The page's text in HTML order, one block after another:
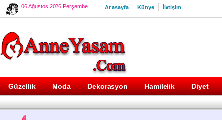
06 Ağustos 2026 Perşembe Anasayfa Künye İletişim
Güzellik Moda Dekorasyon Hamilelik Diyet